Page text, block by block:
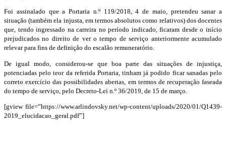
Foi assinalado que a Portaria n.º 119/2018, 4 de maio, pretendeu sanar a
situação (também ela injusta, em termos absolutos como relativos) dos docentes
que, tendo ingressado na carreira no período indicado, ficaram desde o início
prejudicados no direito de ver o tempo de serviço anteriormente acumulado
relevar para fins de definição do escalão remuneratório.
De igual modo, considerou-se que boa parte das situações de injustiça,
potenciadas pelo teor da referida Portaria, tinham já podido ficar sanadas pelo
correto exercício das possibilidades abertas, em termos de recuperação faseada
do tempo de serviço, pelo Decreto-Lei n.º 36/2019, de 15 de março.
[gview file=”https://www.arlindovsky.net/wp-content/uploads/2020/01/Q1439-
2019_elucidacao_geral.pdf”]